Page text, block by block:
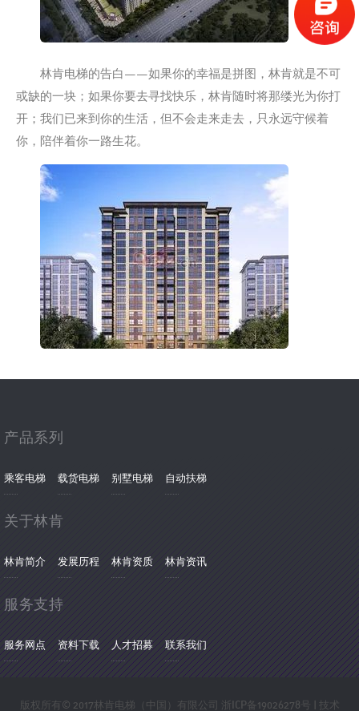
林肯电梯的告白——如果你的幸福是拼图，林肯就是不可
或缺的一块；如果你要去寻找快乐，林肯随时将那缕光为你打
开；我们已来到你的生活，但不会走来走去，只永远守候着
你，陪伴着你一路生花。
产品系列
乘客电梯 载货电梯 别墅电梯 自动扶梯
关于林肯
林肯简介 发展历程 林肯资质 林肯资讯
服务支持
服务网点 资料下载 人才招募 联系我们
版权所有© 2017林肯电梯（中国）有限公司 浙ICP备19026278号 | 技术